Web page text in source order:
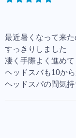
最近暑くなって来
すっきりしました
凄く手際よく進め
ヘッドスバも10か
ヘッドスパの間気